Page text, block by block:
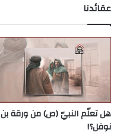
عقائدنا
هل تعلّم النبيّ (ص) من ورقة بن
نوفل؟!